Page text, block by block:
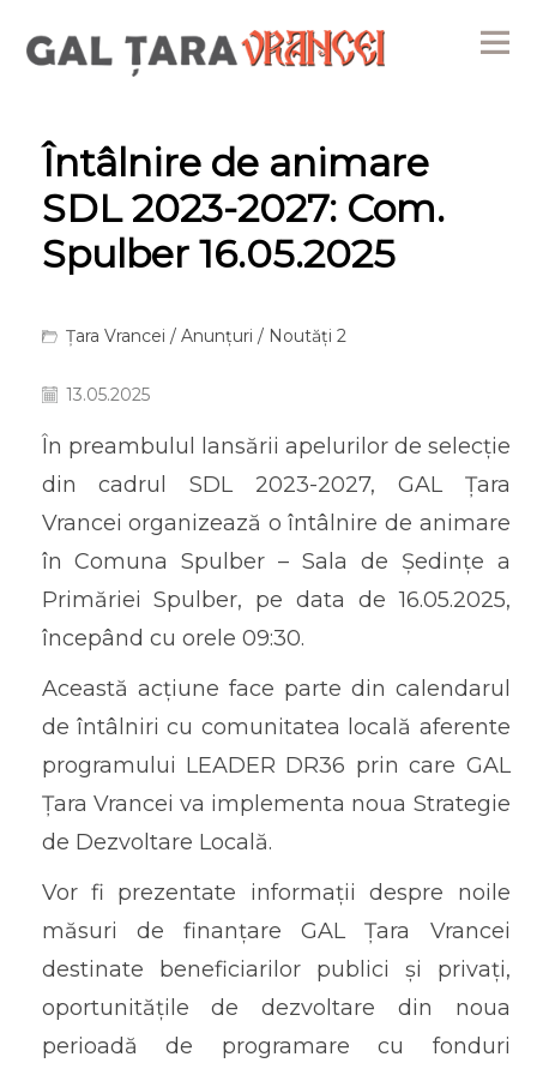
Întâlnire de animare
SDL 2023-2027: Com.
Spulber 16.05.2025
Țara Vrancei / Anunțuri / Noutăți 2
13.05.2025
În preambulul lansării apelurilor de selecție
din cadrul SDL 2023-2027, GAL Țara
Vrancei organizează o întâlnire de animare
în Comuna Spulber – Sala de Ședințe a
Primăriei Spulber, pe data de 16.05.2025,
începând cu orele 09:30.
Această acțiune face parte din calendarul
de întâlniri cu comunitatea locală aferente
programului LEADER DR36 prin care GAL
Țara Vrancei va implementa noua Strategie
de Dezvoltare Locală.
Vor fi prezentate informații despre noile
măsuri de finanțare GAL Țara Vrancei
destinate beneficiarilor publici și privați,
oportunitățile de dezvoltare din noua
perioadă de programare cu fonduri